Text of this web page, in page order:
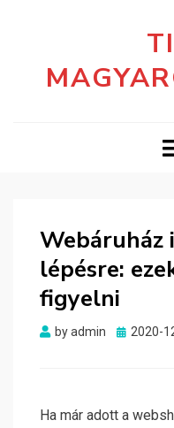
lépésre:
figyelni
byadmin
Posted
2020-
Ha már adott a